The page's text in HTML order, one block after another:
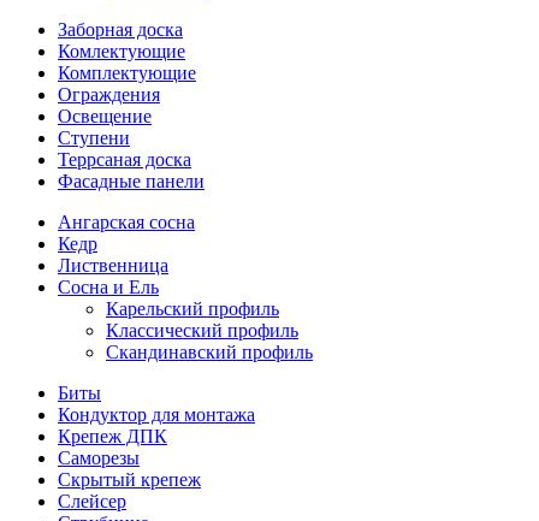
Заборная доска
Комлектующие
Комплектующие
Ограждения
Освещение
Ступени
Террсаная доска
Фасадные панели
Ангарская сосна
Кедр
Лиственница
Сосна и Ель
Карельский профиль
Классический профиль
Скандинавский профиль
Биты
Кондуктор для монтажа
Крепеж ДПК
Саморезы
Скрытый крепеж
Слейсер